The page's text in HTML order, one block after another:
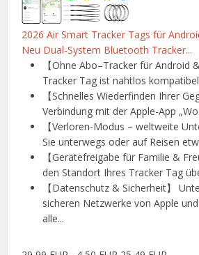
2026 Air Smart Tracker Tags für
Neu Dual-System Bluetooth Tracker...
【Ohne Abo–Tracker für Android
Tracker Tag ist nahtlos
【Schnelles Wiederfinden Ihrer
Verbindung mit der Apple-App
【Verloren-Modus – weltweite
Sie unterwegs oder auf Reisen
【Gerätefreigabe für Familie &
den Standort Ihres Tracker Tag
【Datenschutz & Sicherheit】
sicheren Netzwerke von Apple
alle...